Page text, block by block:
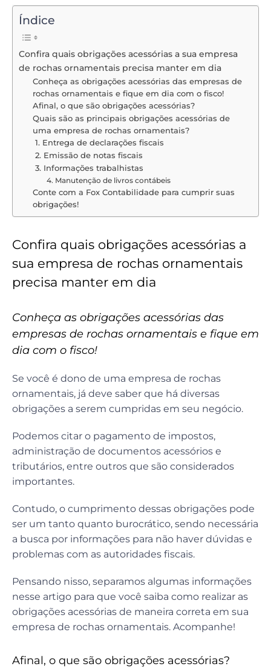
Índice
Confira quais obrigações acessórias a sua empresa
de rochas ornamentais precisa manter em dia
Conheça as obrigações acessórias das empresas de
rochas ornamentais e fique em dia com o fisco!
Afinal, o que são obrigações acessórias?
Quais são as principais obrigações acessórias de
uma empresa de rochas ornamentais?
1. Entrega de declarações fiscais
2. Emissão de notas fiscais
3. Informações trabalhistas
4. Manutenção de livros contábeis
Conte com a Fox Contabilidade para cumprir suas
obrigações!
Confira quais obrigações acessórias a
sua empresa de rochas ornamentais
precisa manter em dia
Conheça as obrigações acessórias das
empresas de rochas ornamentais e fique em
dia com o fisco!
Se você é dono de uma empresa de rochas
ornamentais, já deve saber que há diversas
obrigações a serem cumpridas em seu negócio.
Podemos citar o pagamento de impostos,
administração de documentos acessórios e
tributários, entre outros que são considerados
importantes.
Contudo, o cumprimento dessas obrigações pode
ser um tanto quanto burocrático, sendo necessária
a busca por informações para não haver dúvidas e
problemas com as autoridades fiscais.
Pensando nisso, separamos algumas informações
nesse artigo para que você saiba como realizar as
obrigações acessórias de maneira correta em sua
empresa de rochas ornamentais. Acompanhe!
Afinal, o que são obrigações acessórias?